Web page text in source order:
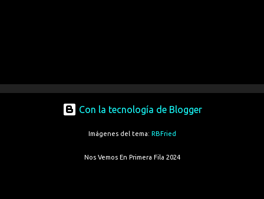
Con la tecnología de Blogger
Imágenes del tema: RBFried
Nos Vemos En Primera Fila 2024